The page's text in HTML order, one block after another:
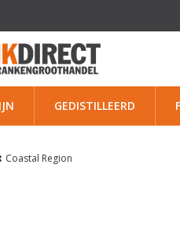
GEDISTILLEERD
Coastal Region